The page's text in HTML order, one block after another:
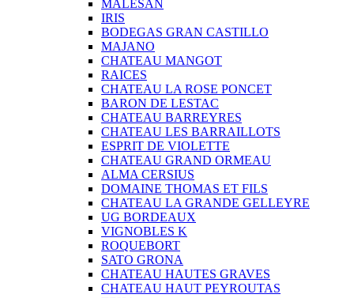
MALESAN
IRIS
BODEGAS GRAN CASTILLO
MAJANO
CHATEAU MANGOT
RAICES
CHATEAU LA ROSE PONCET
BARON DE LESTAC
CHATEAU BARREYRES
CHATEAU LES BARRAILLOTS
ESPRIT DE VIOLETTE
CHATEAU GRAND ORMEAU
ALMA CERSIUS
DOMAINE THOMAS ET FILS
CHATEAU LA GRANDE GELLEYRE
UG BORDEAUX
VIGNOBLES K
ROQUEBORT
SATO GRONA
CHATEAU HAUTES GRAVES
CHATEAU HAUT PEYROUTAS